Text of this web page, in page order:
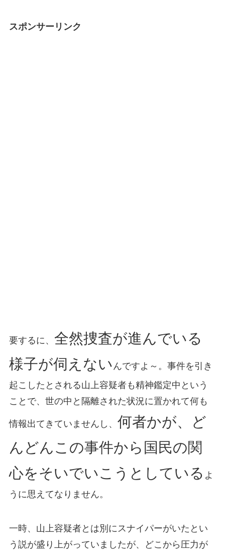
スポンサーリンク
要するに、 全然捜査が進んでいる
様子が伺えない んですよ～。事件を引き
起こしたとされる山上容疑者も精神鑑定中という
ことで、世の中と隔離された状況に置かれて何も
情報出てきていませんし、 何者かが、ど
んどんこの事件から国民の関
心をそいでいこうとしている よ
うに思えてなりません。
一時、山上容疑者とは別にスナイパーがいたとい
う説が盛り上がっていましたが、どこから圧力が